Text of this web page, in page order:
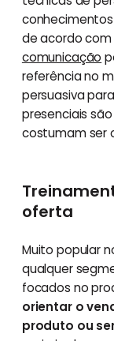
de acordo com
comunicação
referência no
persuasiva
presenciais
costumam ser
oferta
Muito popular
qualquer
focados no
orientar o
produto ou